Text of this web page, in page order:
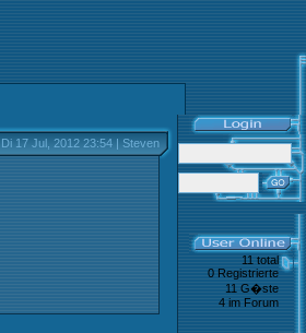
Di 17 Jul, 2012 23:54 | Steven
11 total
0 Registrierte
11 G�ste
4 im Forum